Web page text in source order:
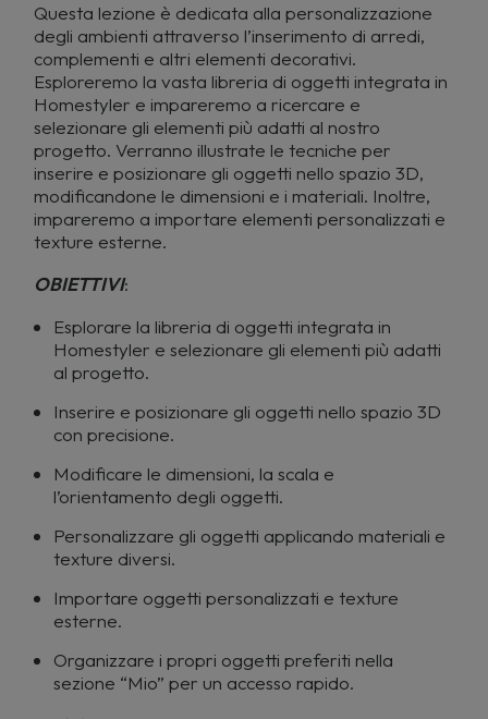
Questa lezione è dedicata alla personalizzazione
degli ambienti attraverso l’inserimento di arredi,
complementi e altri elementi decorativi.
Esploreremo la vasta libreria di oggetti integrata in
Homestyler e impareremo a ricercare e
selezionare gli elementi più adatti al nostro
progetto. Verranno illustrate le tecniche per
inserire e posizionare gli oggetti nello spazio 3D,
modificandone le dimensioni e i materiali. Inoltre,
impareremo a importare elementi personalizzati e
texture esterne.
OBIETTIVI:
Esplorare la libreria di oggetti integrata in
Homestyler e selezionare gli elementi più adatti
al progetto.
Inserire e posizionare gli oggetti nello spazio 3D
con precisione.
Modificare le dimensioni, la scala e
l’orientamento degli oggetti.
Personalizzare gli oggetti applicando materiali e
texture diversi.
Importare oggetti personalizzati e texture
esterne.
Organizzare i propri oggetti preferiti nella
sezione “Mio” per un accesso rapido.